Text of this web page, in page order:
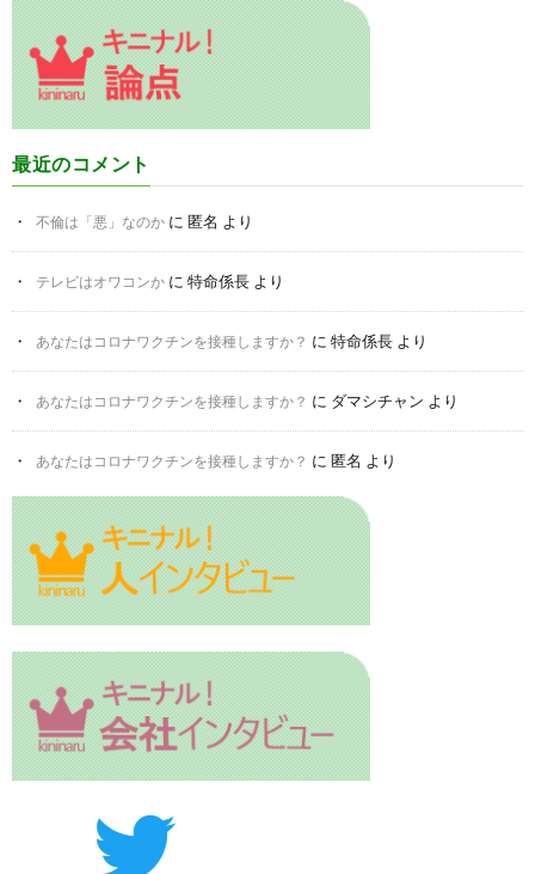
最近のコメント
不倫は「悪」なのか に 匿名 より
テレビはオワコンか に 特命係長 より
あなたはコロナワクチンを接種しますか？ に 特命係長 より
あなたはコロナワクチンを接種しますか？ に ダマシチャン より
あなたはコロナワクチンを接種しますか？ に 匿名 より